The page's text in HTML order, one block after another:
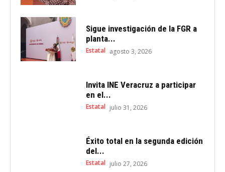
Sigue investigación de la FGR a
planta...
Estatal agosto 3, 2026
Invita INE Veracruz a participar
en el...
Estatal julio 31, 2026
Éxito total en la segunda edición
del...
Estatal julio 27, 2026